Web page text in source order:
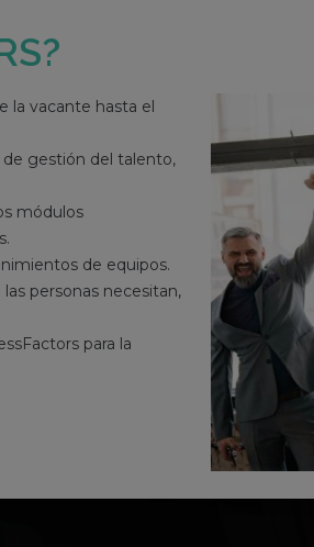
la vacante hasta el
de gestión del talento,
módulos
de equipos.
personas necesitan,
para la